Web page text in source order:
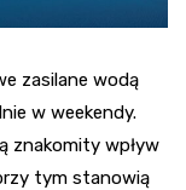
zasilane wodą
w weekendy.
znakomity wpływ
tym stanowią